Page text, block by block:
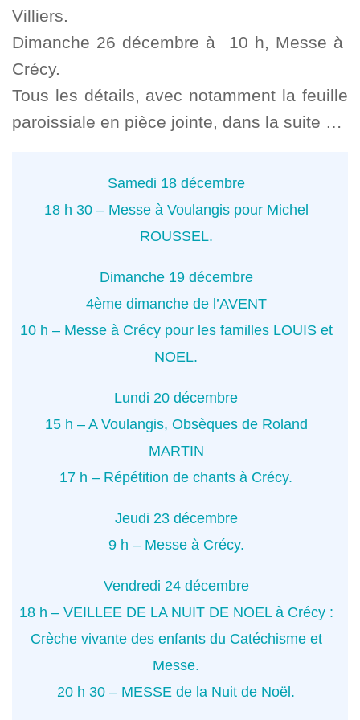
Villiers.
Dimanche 26 décembre à 10 h, Messe à
Crécy.
Tous les détails, avec notamment la feuille
paroissiale en pièce jointe, dans la suite …
Samedi 18 décembre
18 h 30 – Messe à Voulangis pour Michel
ROUSSEL.
Dimanche 19 décembre
4ème dimanche de l’AVENT
10 h – Messe à Crécy pour les familles LOUIS et
NOEL.
Lundi 20 décembre
15 h – A Voulangis, Obsèques de Roland
MARTIN
17 h – Répétition de chants à Crécy.
Jeudi 23 décembre
9 h – Messe à Crécy.
Vendredi 24 décembre
18 h – VEILLEE DE LA NUIT DE NOEL à Crécy :
Crèche vivante des enfants du Catéchisme et
Messe.
20 h 30 – MESSE de la Nuit de Noël.